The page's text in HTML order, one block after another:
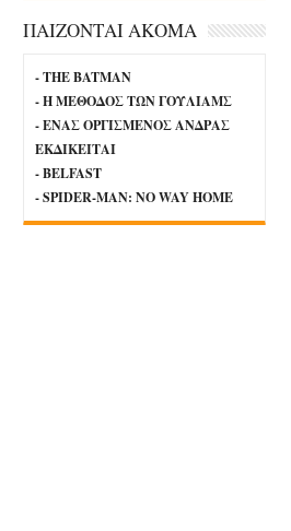
ΠΑΙΖΟΝΤΑΙ ΑΚΟΜΑ
- THE BATMAN
- Η ΜΕΘΟΔΟΣ ΤΩΝ ΓΟΥΛΙΑΜΣ
- ΕΝΑΣ ΟΡΓΙΣΜΕΝΟΣ ΑΝΔΡΑΣ
ΕΚΔΙΚΕΙΤΑΙ
- BELFAST
- SPIDER-MAN: NO WAY HOME